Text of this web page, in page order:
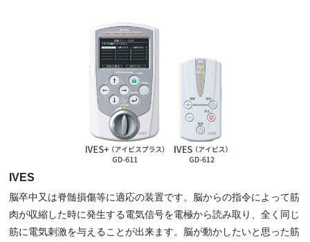
IVES
脳卒中又は脊髄損傷等に適応の装置です。脳からの指令によって筋
肉が収縮した時に発生する電気信号を電極から読み取り、全く同じ
筋に電気刺激を与えることが出来ます。脳が動かしたいと思った筋